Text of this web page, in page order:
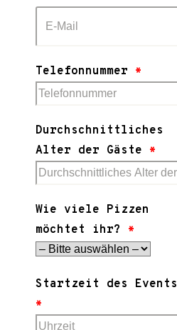
Telefonnummer *
Durchschnittliches
Alter der Gäste *
Wie viele Pizzen
möchtet ihr? *
Startzeit des Events
*